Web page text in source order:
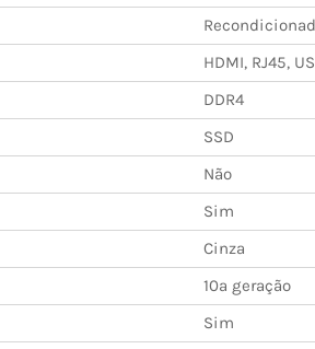
HDMI, RJ45,
DDR4
SSD
Não
Sim
Cinza
10ª geração
Sim